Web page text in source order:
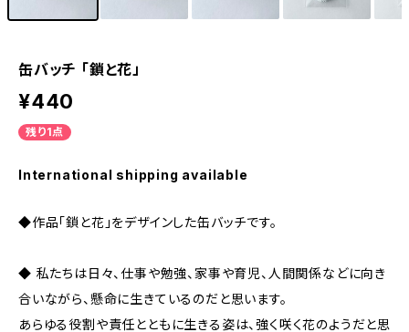
缶バッチ 「鎖と花」
¥440
残り1点
International shipping available
◆作品「鎖と花」をデザインした缶バッチです。
◆ 私たちは日々、仕事や勉強、家事や育児、人間関係などに向き
合いながら、懸命に生きているのだと思います。
あらゆる役割や責任とともに生きる姿は、強く咲く花のようだと思